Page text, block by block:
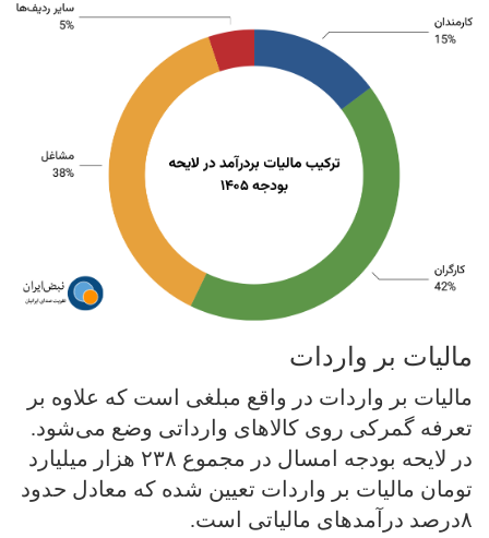
مالیات بر واردات
مالیات بر واردات در واقع مبلغی است که علاوه بر
تعرفه گمرکی روی کالاهای وارداتی وضع می‌شود.
در لایحه بودجه امسال در مجموع ۲۳۸ هزار میلیارد
تومان مالیات بر واردات تعیین شده که معادل حدود
۸درصد درآمدهای مالیاتی است.